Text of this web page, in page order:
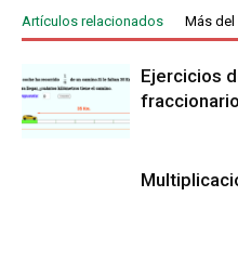
Artículos relacionados Más del
Ejercicios